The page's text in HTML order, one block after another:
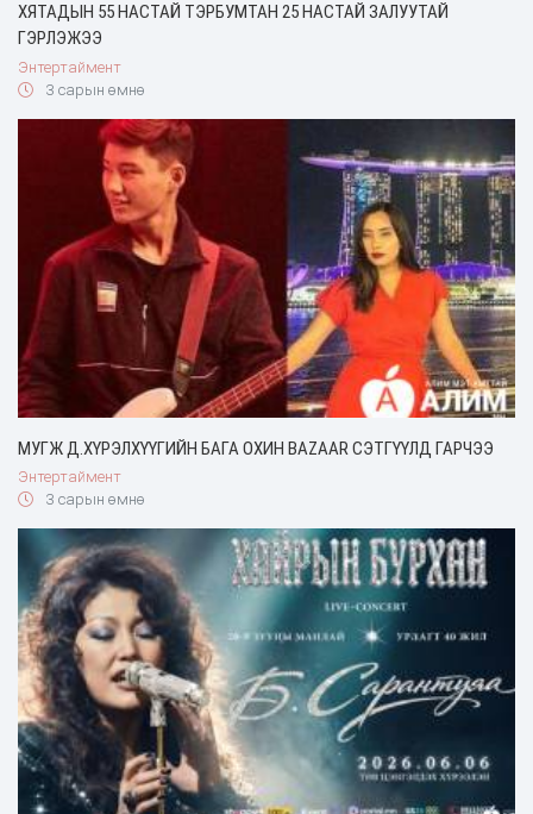
ХЯТАДЫН 55 НАСТАЙ ТЭРБУМТАН 25 НАСТАЙ ЗАЛУУТАЙ
ГЭРЛЭЖЭЭ
Энтертаймент
3 сарын өмнө
МУГЖ Д.ХҮРЭЛХҮҮГИЙН БАГА ОХИН BAZAAR СЭТГҮҮЛД ГАРЧЭЭ
Энтертаймент
3 сарын өмнө